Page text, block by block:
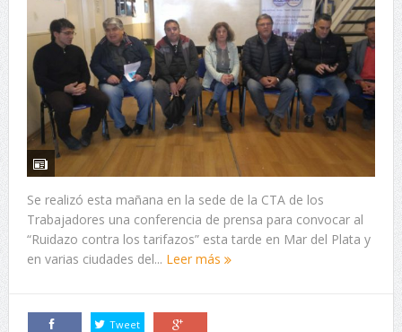
Se realizó esta mañana en la sede de la CTA de los
Trabajadores una conferencia de prensa para convocar al
“Ruidazo contra los tarifazos” esta tarde en Mar del Plata y
en varias ciudades del... Leer más
Tweet